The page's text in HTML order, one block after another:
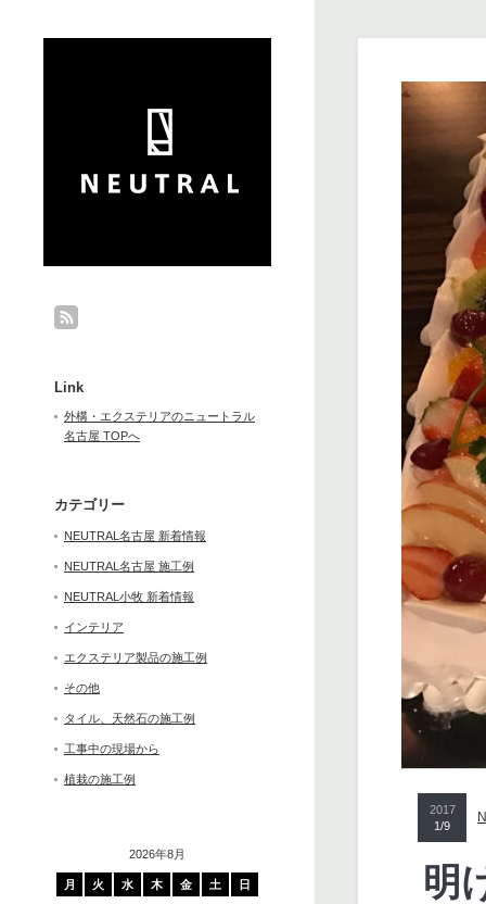
Link
外構・エクステリアのニュートラル
名古屋 TOPへ
カテゴリー
NEUTRAL名古屋 新着情報
NEUTRAL名古屋 施工例
NEUTRAL小牧 新着情報
インテリア
エクステリア製品の施工例
その他
タイル、天然石の施工例
工事中の現場から
植栽の施工例
2026年8月
月 火 水 木 金 土 日
2017
1/9
明